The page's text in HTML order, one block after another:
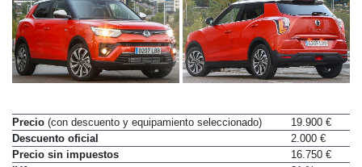
Precio (con descuento y equipamiento seleccionado)
19.900 €
Descuento oficial
2.000 €
Precio sin impuestos
16.750 €